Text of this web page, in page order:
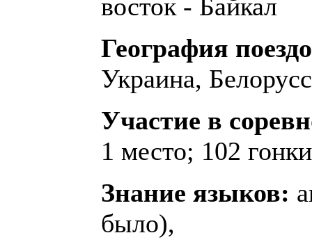
восток - Байкал
География
Украина,
Участие в
1 место; 102
Знание языков:
было),